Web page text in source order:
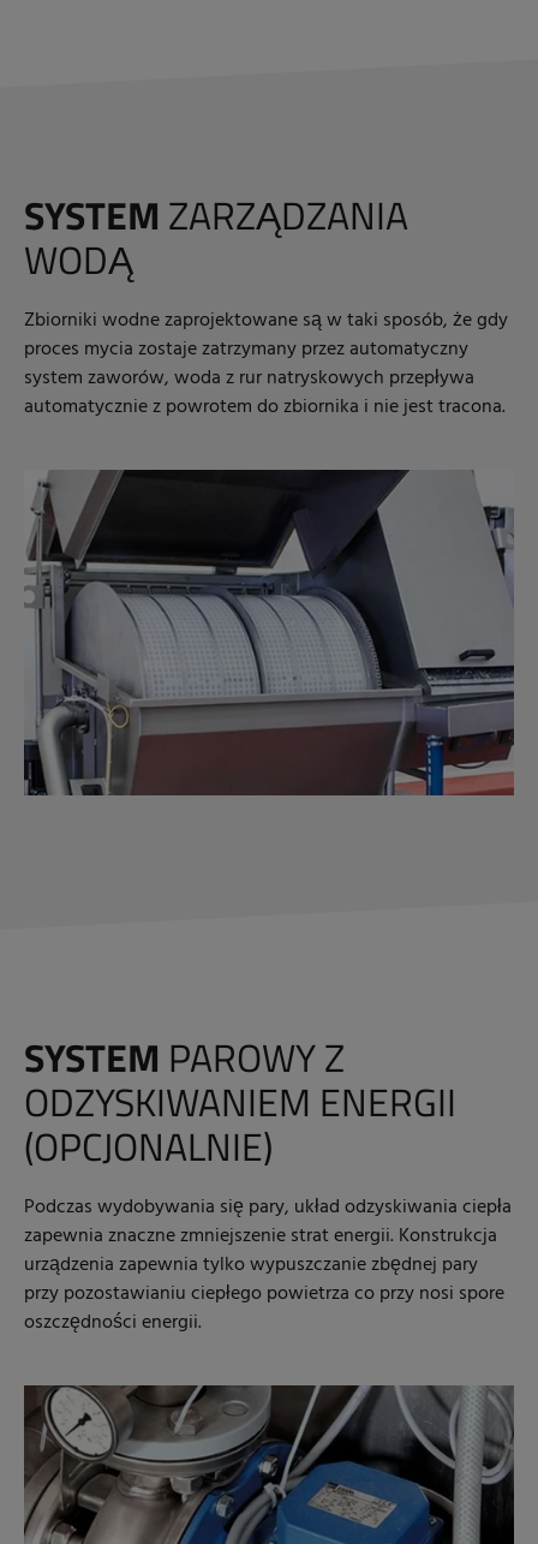
SYSTEM ZARZĄDZANIA
WODĄ
Zbiorniki wodne zaprojektowane są w taki sposób, że gdy
proces mycia zostaje zatrzymany przez automatyczny
system zaworów, woda z rur natryskowych przepływa
automatycznie z powrotem do zbiornika i nie jest tracona.
SYSTEM PAROWY Z
ODZYSKIWANIEM ENERGII
(OPCJONALNIE)
Podczas wydobywania się pary, układ odzyskiwania ciepła
zapewnia znaczne zmniejszenie strat energii. Konstrukcja
urządzenia zapewnia tylko wypuszczanie zbędnej pary
przy pozostawianiu ciepłego powietrza co przy nosi spore
oszczędności energii.